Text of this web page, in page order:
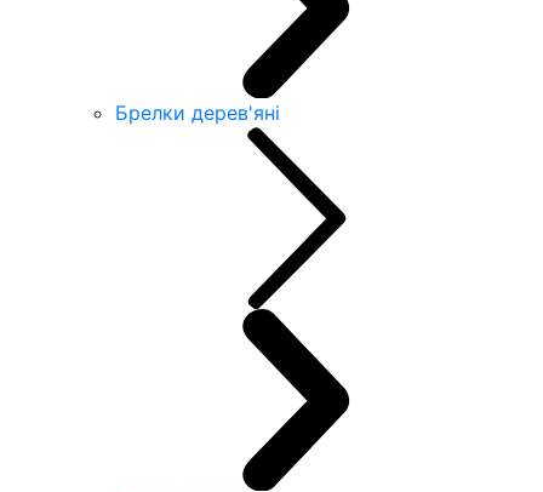
Брелки дерев'яні